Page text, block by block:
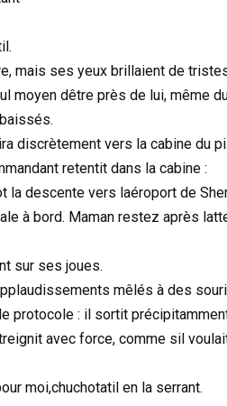
mais ses yeux brillaient de
moyen dêtre près de lui, même
discrètement vers la cabine du
retentit dans la cabine :
la descente vers laéroport de
à bord. Maman restez après
sur ses joues.
mêlés à des
protocole : il sortit
avec force, comme sil
moi,chuchotatil en la serrant.